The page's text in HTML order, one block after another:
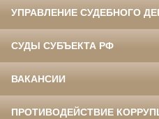
УПРАВЛЕНИЕ СУДЕБНОГО
СУДЫ СУБЪЕКТА РФ
ВАКАНСИИ
ПРОТИВОДЕЙСТВИЕ